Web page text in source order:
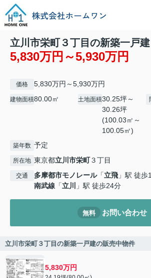
立川市栄町３丁目の新築一戸建
5,830万円～5,930万円
価格 5,830万円～5,930万円
建物面積80.00㎡ 土地面積30.25坪～
30.26坪
(100.03㎡～
100.05㎡)
築年数 予定
所在地 東京都立川市栄町３丁目
交通 多摩都市モノレール「立飛 」駅 徒歩
南武線 「立川 」駅 徒歩24分
無料 お問い合わせ
立川市栄町３丁目の新築一戸建の販売中物件
5,830万円